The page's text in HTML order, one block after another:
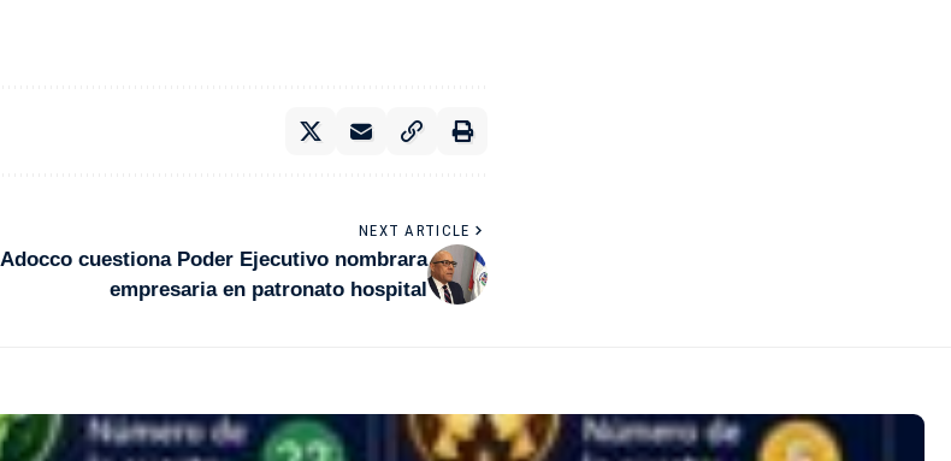
NEXT ARTICLE
Adocco cuestiona Poder Ejecutivo nombrara
empresaria en patronato hospital